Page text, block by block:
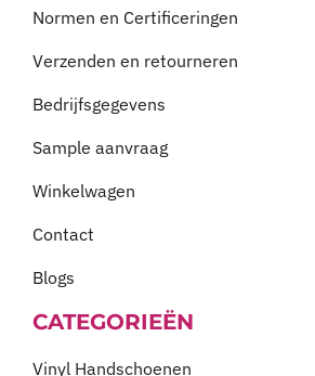
Verzenden en retourneren
Bedrijfsgegevens
Sample aanvraag
Winkelwagen
Contact
Blogs
CATEGORIEËN